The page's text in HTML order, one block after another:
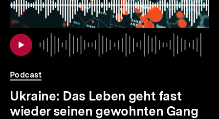
Podcast
Ukraine: Das Leben geht fast
wieder seinen gewohnten Gang